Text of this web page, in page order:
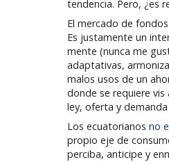
tendencia. Pero, ¿es
El mercado de
Es justamente un
mente (nunca me
adaptativas,
malos usos de un
donde se requiere
ley, oferta y
Los ecuatorianos no
propio eje de
perciba, anticipe y